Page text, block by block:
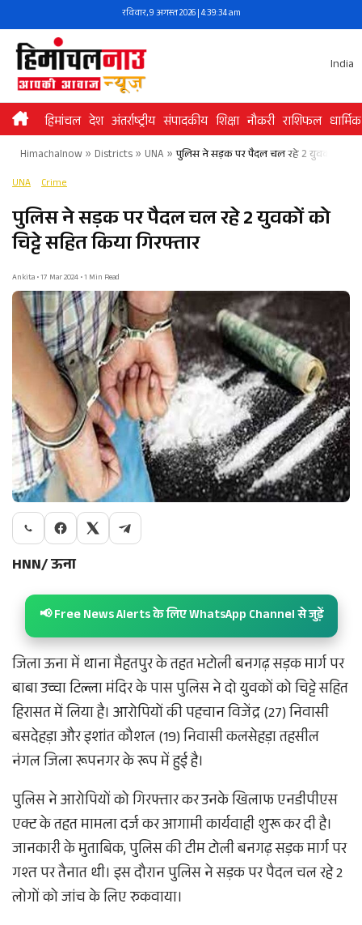
to
content
रविवार, 9 अगस्त 2026 | 4:39:34 am
India
हिमांचल देश अंतर्राष्ट्रीय संपादकीय शिक्षा नौकरी राशिफल धार्मिक
Himachalnow» Districts» UNA » पुलिस ने सड़क पर पैदल चल रहे 2 युवकों को
UNA Crime
पुलिस ने सड़क पर पैदल चल रहे 2 युवकों को
चिट्टे सहित किया गिरफ्तार
Ankita • 17 Mar 2024 • 1 Min Read
HNN/ ऊना
📢 Free News Alerts के लिए WhatsApp Channel से जुड़ें
जिला ऊना में थाना मैहतपुर के तहत भटोली बनगढ़ सड़क मार्ग पर
बाबा उच्चा टिल्ला मंदिर के पास पुलिस ने दो युवकों को चिट्टे सहित
हिरासत में लिया है। आरोपियों की पहचान विजेंद्र (27) निवासी
बसदेहड़ा और इशांत कौशल (19) निवासी कलसेहड़ा तहसील
नंगल जिला रूपनगर के रूप में हुई है।
पुलिस ने आरोपियों को गिरफ्तार कर उनके खिलाफ एनडीपीएस
एक्ट के तहत मामला दर्ज कर आगामी कार्यवाही शुरू कर दी है।
जानकारी के मुताबिक, पुलिस की टीम टोली बनगढ़ सड़क मार्ग पर
गश्त पर तैनात थी। इस दौरान पुलिस ने सड़क पर पैदल चल रहे 2
लोगों को जांच के लिए रुकवाया।